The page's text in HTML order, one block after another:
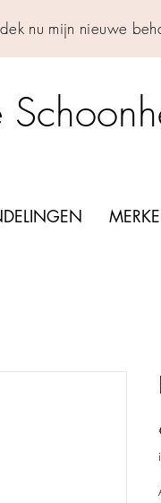
nu mijn nieuwe